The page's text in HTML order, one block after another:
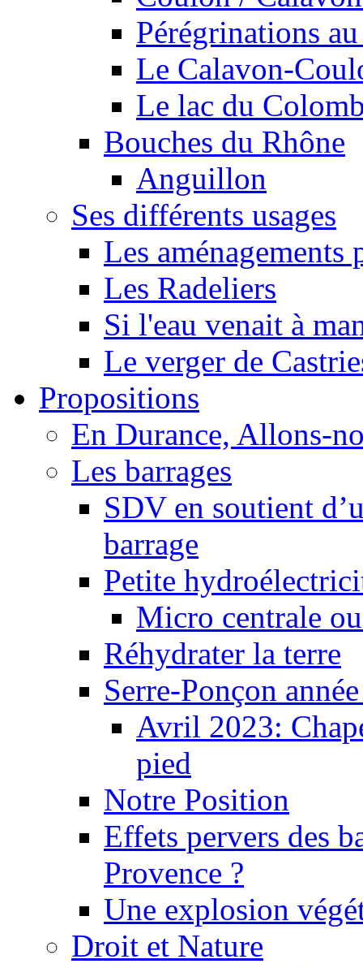
Pérégrinations
Le Calavon-
Le lac du
Bouches du Rhône
Anguillon
Ses différents usages
Les
Les Radeliers
Si l'eau venait à
Le verger de
Propositions
En Durance, Allons-
Les barrages
SDV en soutient
barrage
Petite
Micro centrale
Réhydrater la terre
Serre-Ponçon
Avril 2023:
pied
Notre Position
Effets pervers des
Provence ?
Une explosion
Droit et Nature